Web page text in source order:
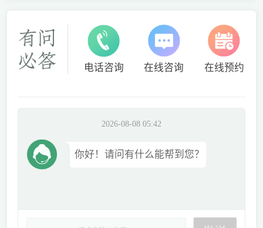
电话咨询 在线咨询 在线预约
2026-08-08 05:42
你好！请问有什么能帮到您？